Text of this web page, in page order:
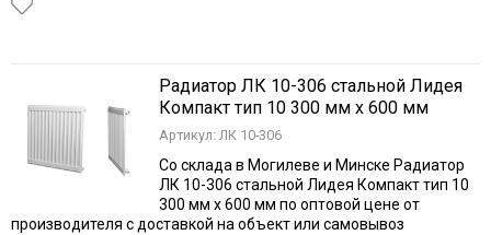
Радиатор ЛК 10-306 стальной Лидея
Компакт тип 10 300 мм х 600 мм
Артикул: ЛК 10-306
Со склада в Могилеве и Минске Радиатор
ЛК 10-306 стальной Лидея Компакт тип 10
300 мм х 600 мм по оптовой цене от
производителя с доставкой на объект или самовывоз